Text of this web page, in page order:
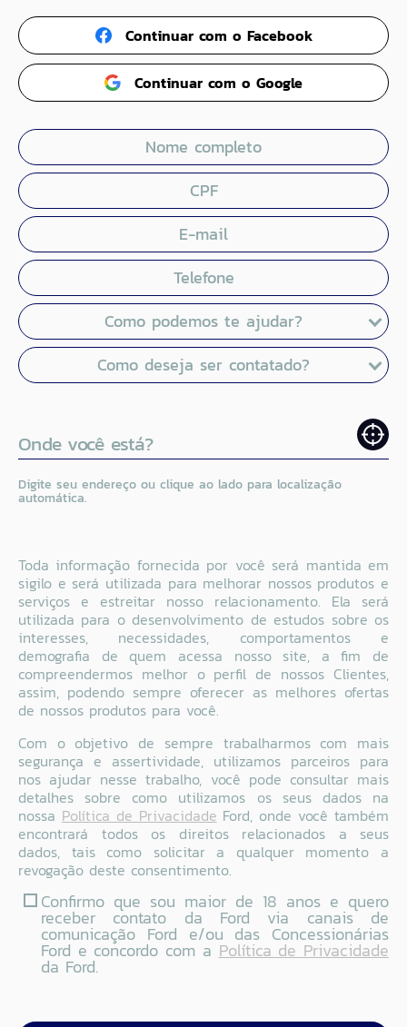
Continuar com o Facebook
Continuar com o Google
Nome completo
CPF
E-mail
Telefone
Como podemos te ajudar?
Como deseja ser contatado?
Onde você está?
Digite seu endereço ou clique ao lado para localização
automática.
Toda informação fornecida por você será mantida em
sigilo e será utilizada para melhorar nossos produtos e
serviços e estreitar nosso relacionamento. Ela será
utilizada para o desenvolvimento de estudos sobre os
interesses, necessidades, comportamentos e
demografia de quem acessa nosso site, a fim de
compreendermos melhor o perfil de nossos Clientes,
assim, podendo sempre oferecer as melhores ofertas
de nossos produtos para você.
Com o objetivo de sempre trabalharmos com mais
segurança e assertividade, utilizamos parceiros para
nos ajudar nesse trabalho, você pode consultar mais
detalhes sobre como utilizamos os seus dados na
nossa Política de Privacidade Ford, onde você também
encontrará todos os direitos relacionados a seus
dados, tais como solicitar a qualquer momento a
revogação deste consentimento.
Confirmo que sou maior de 18 anos e quero
receber contato da Ford via canais de
comunicação Ford e/ou das Concessionárias
Ford e concordo com a Política de Privacidade
da Ford.